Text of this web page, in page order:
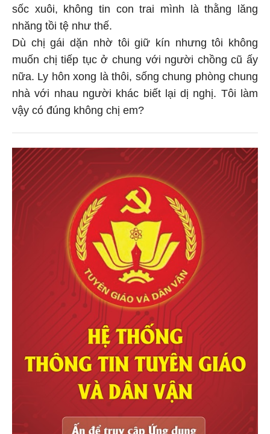
sốc xuôi, không tin con trai mình là thằng lăng
nhăng tồi tệ như thế.
Dù chị gái dặn nhờ tôi giữ kín nhưng tôi không
muốn chị tiếp tục ở chung với người chồng cũ ấy
nữa. Ly hôn xong là thôi, sống chung phòng chung
nhà với nhau người khác biết lại dị nghị. Tôi làm
vậy có đúng không chị em?